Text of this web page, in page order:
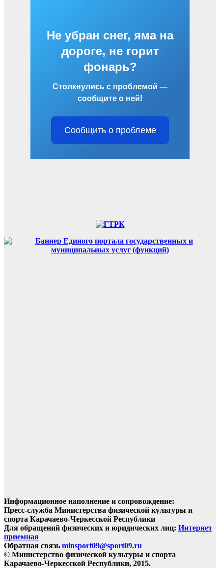
Не убран снег, яма на
дороге, не горит
фонарь?
Столкнулись с проблемой —
сообщите о ней!
Сообщить о проблеме
Информационное наполнение и сопровождение:
Пресс-служба Министерства физической культуры и
спорта Карачаево-Черкесской Республики
Для обращений физических и юридических лиц: Интернет
приемная
Обратная связь minsport09@sport09.ru
© Министерство физической культуры и спорта
Карачаево-Черкесской Республики, 2015.